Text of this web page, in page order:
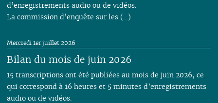
d’enregistrements audio ou de vidéos.
La commission d’enquête sur les (…)
Bilan du mois de juin 2026
Mercredi 1er juillet 2026
15 transcriptions ont été publiées au mois de juin 2026, ce
qui correspond à 16 heures et 5 minutes d’enregistrements
audio ou de vidéos.